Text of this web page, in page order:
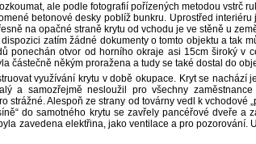
ale podle fotografií pořízených metodou vstrč
betonové desky poblíž bunkru. Uprostřed
na opačné straně krytu od vchodu je ve stěně u
zatím žádné dokumenty o tomto objektu a tak
ponechán otvor od horního okraje asi 15cm široký v
částečně někým proražena a tudy se také dostal do
využívání krytu v době okupace. Kryt se
a samozřejmě nesloužil pro všechny
strážné. Alespoň ze strany od továrny vedl k vchodové
do samotného krytu se zavřely pancéřové dveře
zavedena elektřina, jako ventilace a pro